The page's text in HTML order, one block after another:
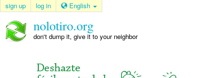
sign up log in English
nolotiro.org
don't dump it, give it to your neighbor